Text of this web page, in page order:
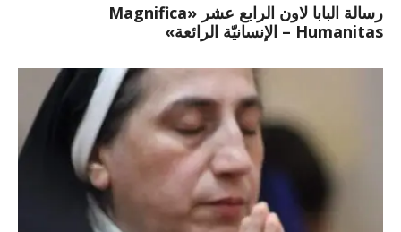
رسالة البابا لاون الرابع عشر «Magnifica
Humanitas – الإنسانيّة الرائعة»